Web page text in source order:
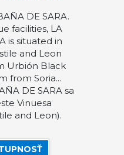
DE SARA.
facilities, LA
is situated in
and Leon
Urbión Black
from Soria...
DE SARA sa
Vinuesa
and Leon).